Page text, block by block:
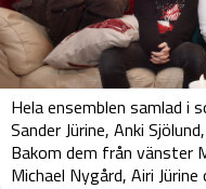
Hela ensemblen samlad i
Sander Jürine, Anki
Bakom dem från vänster
Michael Nygård, Airi